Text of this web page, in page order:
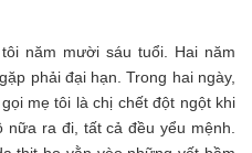
năm mười sáu tuổi. Hai năm
phải đại hạn. Trong hai ngày,
mẹ tôi là chị chết đột ngột khi
ra đi, tất cả đều yểu mệnh.